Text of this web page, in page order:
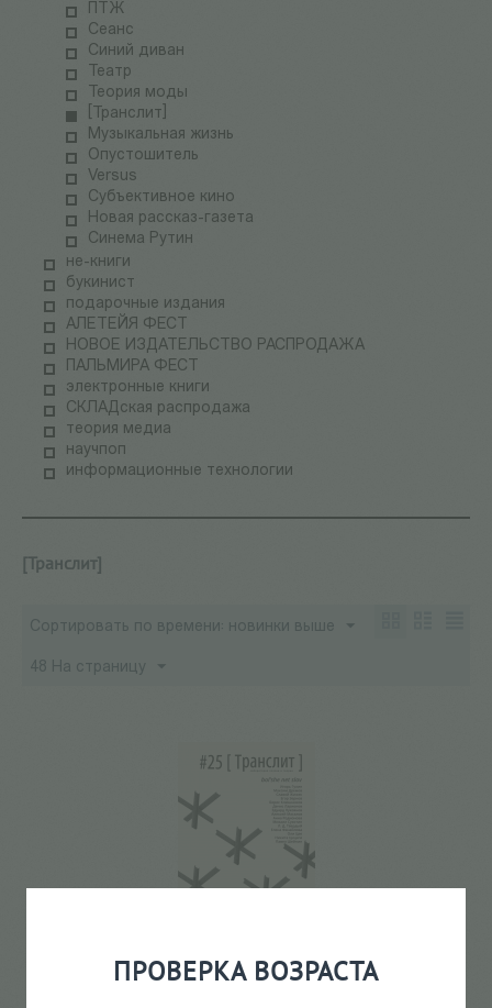
ПРОВЕРКА ВОЗРАСТА
ПТЖ
Сеанс
Синий диван
Театр
Теория моды
[Транслит]
Музыкальная жизнь
Опустошитель
Versus
Субъективное кино
Новая рассказ-газета
Синема Рутин
не-книги
букинист
подарочные издания
АЛЕТЕЙЯ ФЕСТ
НОВОЕ ИЗДАТЕЛЬСТВО РАСПРОДАЖА
ПАЛЬМИРА ФЕСТ
электронные книги
СКЛАДская распродажа
теория медиа
научпоп
информационные технологии
[Транслит]
Сортировать по времени: новинки выше
48 На страницу
Транслит №25